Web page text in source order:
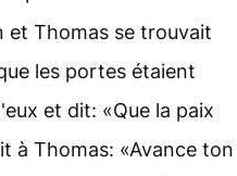
et Thomas se trouvait
les portes étaient
et dit: «Que la paix
à Thomas: «Avance ton